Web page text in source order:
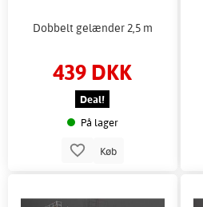
Dobbelt gelænder 2,5 m
439 DKK
Deal!
På lager
Køb